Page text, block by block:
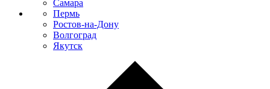
Самара
Пермь
Ростов-на-Дону
Волгоград
Якутск